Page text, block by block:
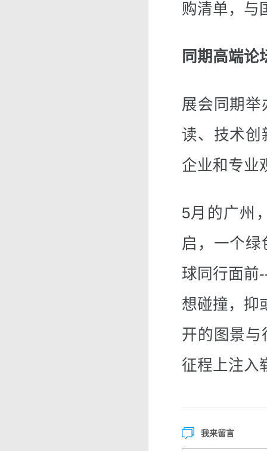
购清单，与
同期高端论
展会同期
读、技术创
企业和专业
5月的广州
启，一个
球同行面前
想碰撞，抑
开的图景与
征程上注入
我来留言